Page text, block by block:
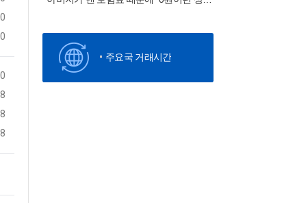
주요국 거래시간